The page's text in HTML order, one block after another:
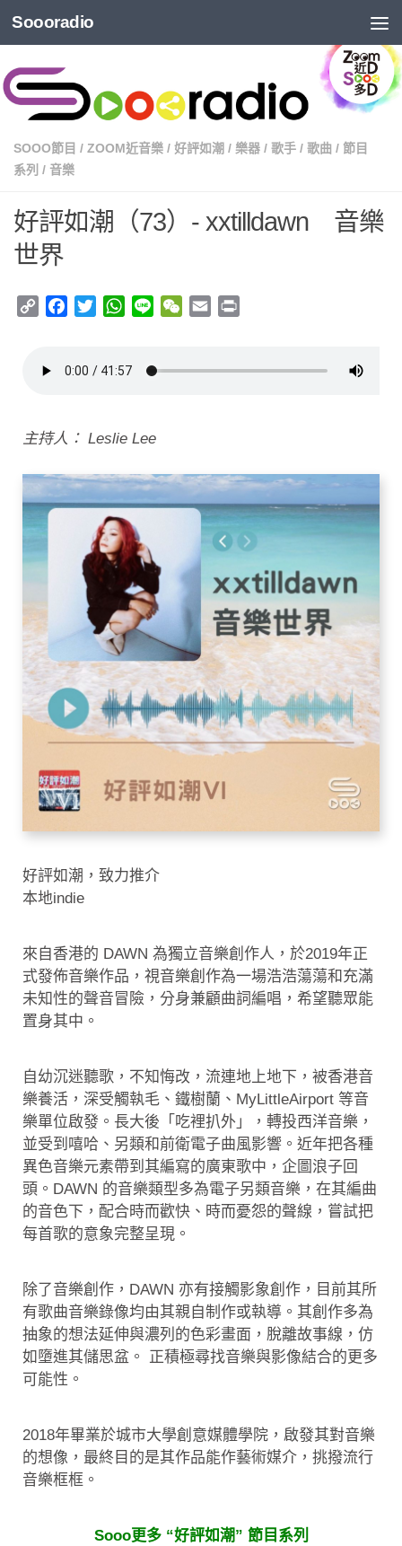
Soooradio
SOOO節目 / ZOOM近音樂 / 好評如潮 / 樂器 / 歌手 / 歌曲 / 節目
系列 / 音樂
好評如潮（73）- xxtilldawn 音樂
世界
Copy
Facebook
TwitterWhatsApp
Line WeChat
Email
主持人： Leslie Lee
好評如潮，致力推介
本地indie
來自香港的 DAWN 為獨立音樂創作人，於2019年正
式發佈音樂作品，視音樂創作為一場浩浩蕩蕩和充滿
未知性的聲音冒險，分身兼顧曲詞編唱，希望聽眾能
置身其中。
自幼沉迷聽歌，不知悔改，流連地上地下，被香港音
樂養活，深受觸執毛、鐵樹蘭、MyLittleAirport 等音
樂單位啟發。長大後「吃裡扒外」，轉投西洋音樂，
並受到嘻哈、另類和前衛電子曲風影響。近年把各種
異色音樂元素帶到其編寫的廣東歌中，企圖浪子回
頭。DAWN 的音樂類型多為電子另類音樂，在其編曲
的音色下，配合時而歡快、時而憂怨的聲線，嘗試把
每首歌的意象完整呈現。
除了音樂創作，DAWN 亦有接觸影象創作，目前其所
有歌曲音樂錄像均由其親自制作或執導。其創作多為
抽象的想法延伸與濃列的色彩畫面，脫離故事線，仿
如墮進其儲思盆。 正積極尋找音樂與影像結合的更多
可能性。
2018年畢業於城市大學創意媒體學院，啟發其對音樂
的想像，最終目的是其作品能作藝術媒介，挑撥流行
音樂框框。
Sooo更多 “好評如潮” 節目系列